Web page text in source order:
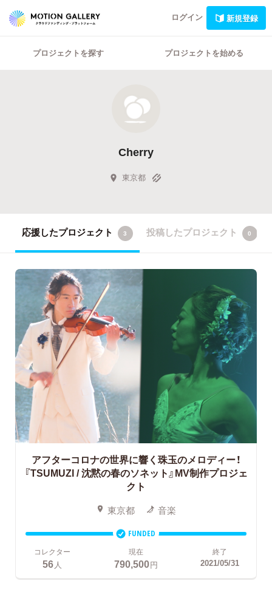
ログイン 新規登録
プロジェクトを探す プロジェクトを始める
Cherry
東京都
応援したプロジェクト 3 投稿したプロジェクト 0
アフターコロナの世界に響く珠玉のメロディー！
『TSUMUZI / 沈黙の春のソネット』MV制作プロジェ
クト
東京都 音楽
FUNDED
コレクター
56 人
現在
790,500円
終了
2021/05/31